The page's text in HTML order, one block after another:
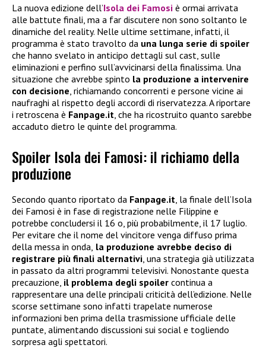
La nuova edizione dell’Isola dei Famosi è ormai arrivata
alle battute finali, ma a far discutere non sono soltanto le
dinamiche del reality. Nelle ultime settimane, infatti, il
programma è stato travolto da una lunga serie di spoiler
che hanno svelato in anticipo dettagli sul cast, sulle
eliminazioni e perfino sull’avvicinarsi della finalissima. Una
situazione che avrebbe spinto la produzione a intervenire
con decisione, richiamando concorrenti e persone vicine ai
naufraghi al rispetto degli accordi di riservatezza. A riportare
i retroscena è Fanpage.it, che ha ricostruito quanto sarebbe
accaduto dietro le quinte del programma.
Spoiler Isola dei Famosi: il richiamo della
produzione
Secondo quanto riportato da Fanpage.it , la finale dell’Isola
dei Famosi è in fase di registrazione nelle Filippine e
potrebbe concludersi il 16 o, più probabilmente, il 17 luglio.
Per evitare che il nome del vincitore venga diffuso prima
della messa in onda, la produzione avrebbe deciso di
registrare più finali alternativi , una strategia già utilizzata
in passato da altri programmi televisivi. Nonostante questa
precauzione, il problema degli spoiler continua a
rappresentare una delle principali criticità dell’edizione. Nelle
scorse settimane sono infatti trapelate numerose
informazioni ben prima della trasmissione ufficiale delle
puntate, alimentando discussioni sui social e togliendo
sorpresa agli spettatori.